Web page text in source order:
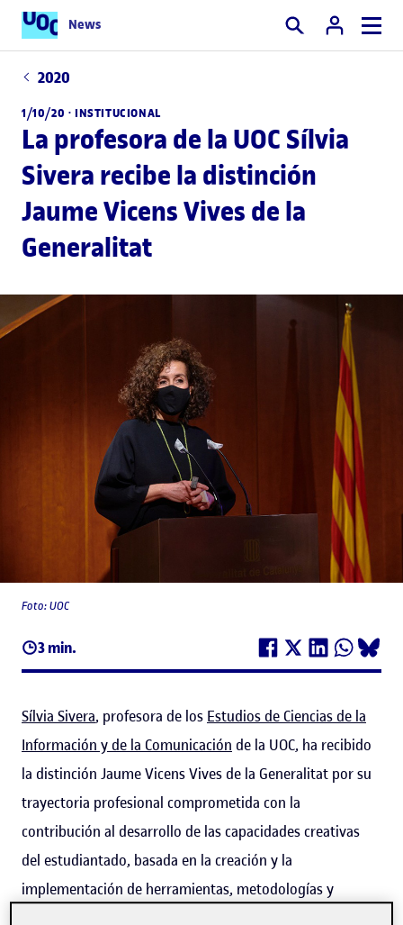
News Buscar
2020
1/10/20 · INSTITUCIONAL
La profesora de la UOC Sílvia
Sivera recibe la distinción
Jaume Vicens Vives de la
Generalitat
3 min.
Foto: UOC
Sílvia Sivera, profesora de los Estudios de Ciencias de la
Información y de la Comunicación de la UOC, ha recibido
la distinción Jaume Vicens Vives de la Generalitat por su
trayectoria profesional comprometida con la
contribución al desarrollo de las capacidades creativas
del estudiantado, basada en la creación y la
implementación de herramientas, metodologías y